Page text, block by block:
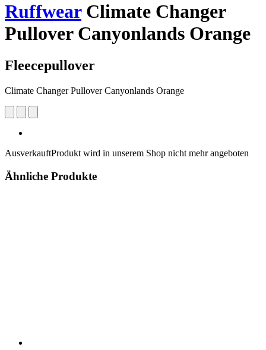
RuffwearClimate Changer
Pullover Canyonlands Orange
Fleecepullover
Climate Changer Pullover Canyonlands Orange
AusverkauftProdukt wird in unserem Shop nicht mehr angeboten
Ähnliche Produkte